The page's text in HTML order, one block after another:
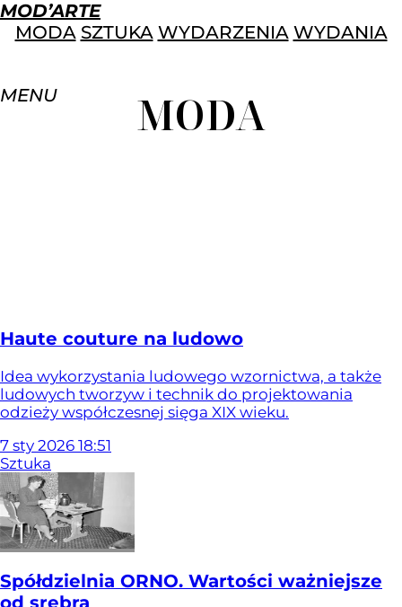
MOD’ARTE
MODA SZTUKA WYDARZENIA WYDANIA
MENU MODA
Haute couture na ludowo
Idea wykorzystania ludowego wzornictwa, a także
ludowych tworzyw i technik do projektowania
odzieży współczesnej sięga XIX wieku.
7 sty 2026 18:51
Sztuka
Spółdzielnia ORNO. Wartości ważniejsze
od srebra